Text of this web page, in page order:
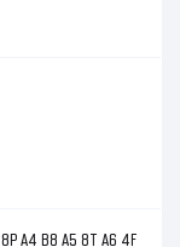
A4 B8 A5 8T A6 4F